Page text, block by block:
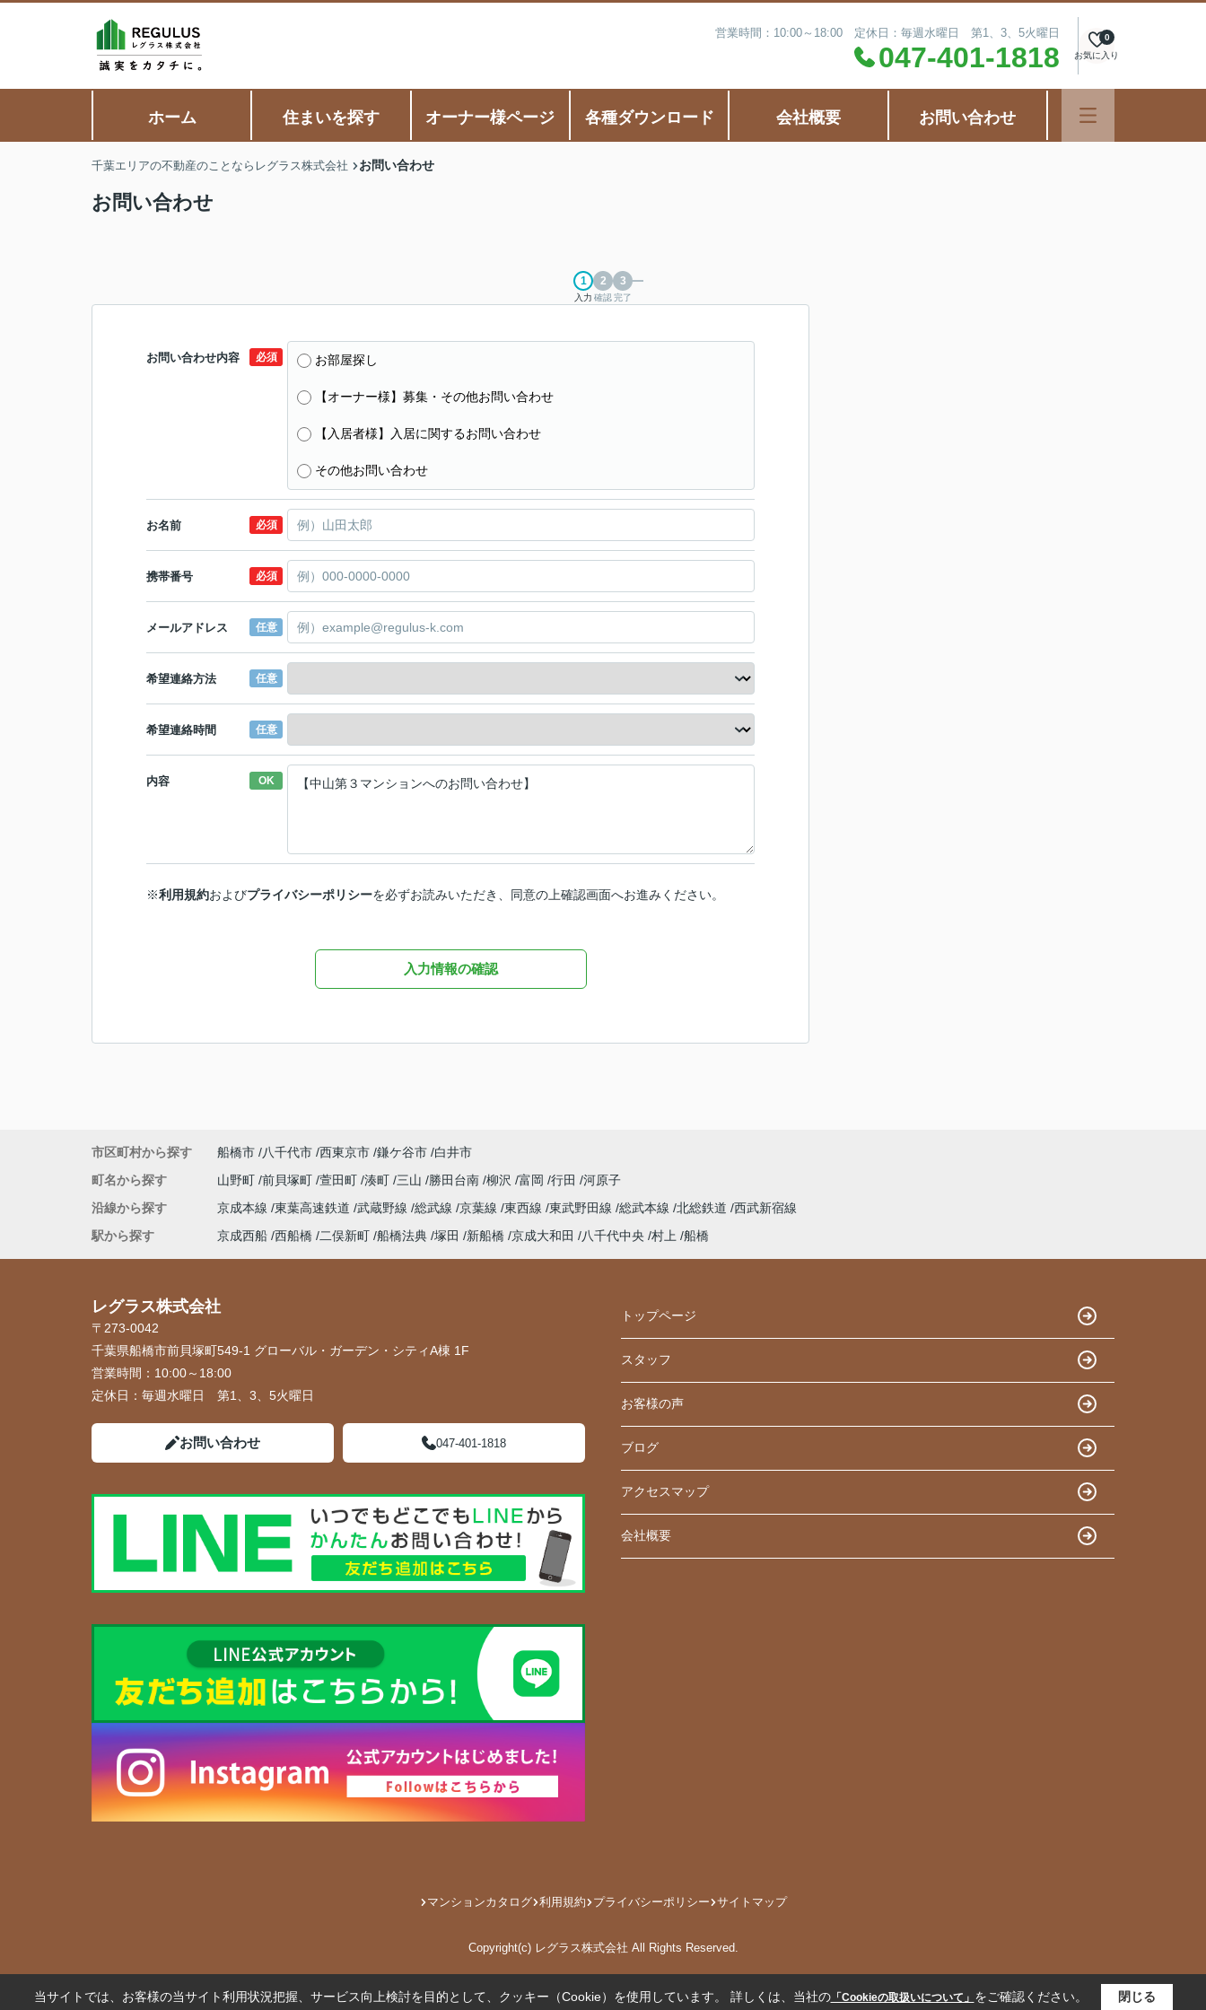
営業時間：10:00～18:00 定休日：毎週水曜日 第1、3、5火曜日
047-401-1818 お気に入り
0
ホーム 住まいを探す オーナー様ページ 各種ダウンロード 会社概要 お問い合わせ
千葉エリアの不動産のことならレグラス株式会社 お問い合わせ
お問い合わせ
入力 確認完了
お問い合わせ内容 必須 お部屋探し
【オーナー様】募集・その他お問い合わせ
【入居者様】入居に関するお問い合わせ
その他お問い合わせ
お名前 必須
携帯番号 必須
メールアドレス 任意
希望連絡方法 任意
希望連絡時間 任意
内容 OK
※利用規約およびプライバシーポリシーを必ずお読みいただき、同意の上確認画面へお進みください。
入力情報の確認
市区町村から探す 船橋市 八千代市 西東京市 鎌ケ谷市 白井市
町名から探す
山野町 前貝塚町 萱田町 湊町 三山 勝田台南 柳沢 富岡 行田
河原子
沿線から探す
京成本線 東葉高速鉄道 武蔵野線 総武線 京葉線 東西線 東武野田線 総武本線 北総鉄道 西武新宿線
駅から探す
京成西船 西船橋 二俣新町 船橋法典 塚田 新船橋 京成大和田 八千代中央 村上 船橋
レグラス株式会社
〒273-0042
千葉県船橋市前貝塚町549-1 グローバル・ガーデン・シティA棟 1F
営業時間： 10:00～18:00
定休日： 毎週水曜日 第1、3、5火曜日
お問い合わせ 047-401-1818
トップページ
スタッフ
お客様の声
ブログ
アクセスマップ
会社概要
マンションカタログ 利用規約 プライバシーポリシー サイトマップ
Copyright(c) レグラス株式会社 All Rights Reserved.
当サイトでは、お客様の当サイト利用状況把握、サービス向上検討を目的として、クッキー（Cookie）を使用しています。 詳しくは、当社の「Cookieの取扱いについて」 をご確認ください。 閉じる